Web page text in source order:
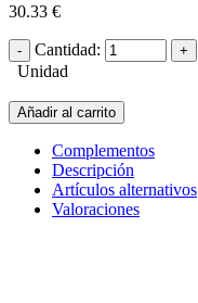
30.33 €
Cantidad:
Unidad
Añadir al carrito
Complementos
Descripción
Artículos alternativos
Valoraciones